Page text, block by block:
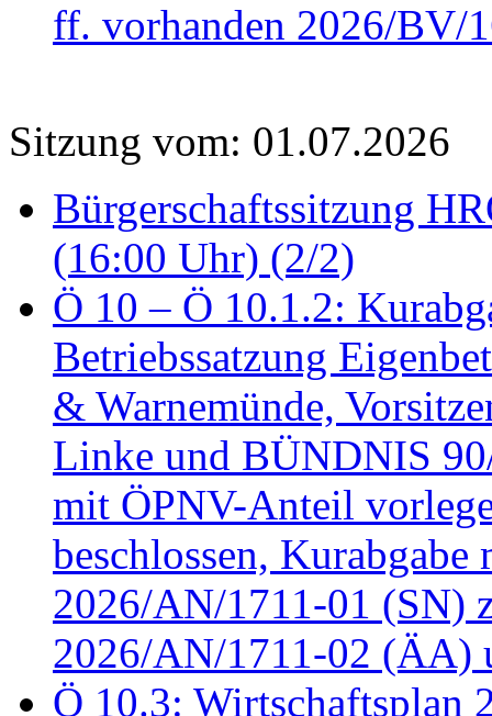
ff. vorhanden 2026/BV/
Sitzung vom: 01.07.2026
Bürgerschaftssitzung
(16:00 Uhr) (2/2)
Ö 10 – Ö 10.1.2:
Betriebssatzung
& Warnemünde,
Linke und BÜNDNIS
mit ÖPNV-Anteil
beschlossen,
2026/AN/1711-01 (SN)
2026/AN/1711-02 (ÄA)
Ö 10.3: Wirtschaftsplan